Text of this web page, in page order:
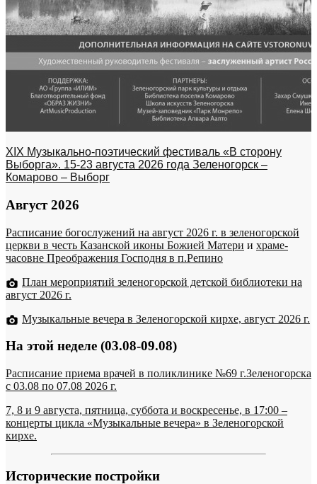
XIX Музыкально-поэтический фестиваль «В сторону
Выборга». 15-23 августа 2026 года Зеленогорск –
Комарово – Выборг
Август 2026
Расписание богослужений на август 2026 г. в зеленогорской
церкви в честь Казанской иконы Божией Матери и храме-
часовне Преображения Господня в п.Репино
План мероприятий зеленогорской детской библиотеки на
август 2026 г.
Музыкальные вечера в Зеленогорской кирхе, август 2026 г.
На этой неделе (03.08-09.08)
Расписание приема врачей в поликлинике №69 г.Зеленогорска
c 03.08 по 07.08 2026 г.
7, 8 и 9 августа, пятница, суббота и воскресенье, в 17:00 –
концерты цикла «Музыкальные вечера» в Зеленогорской
кирхе.
Исторические постройки